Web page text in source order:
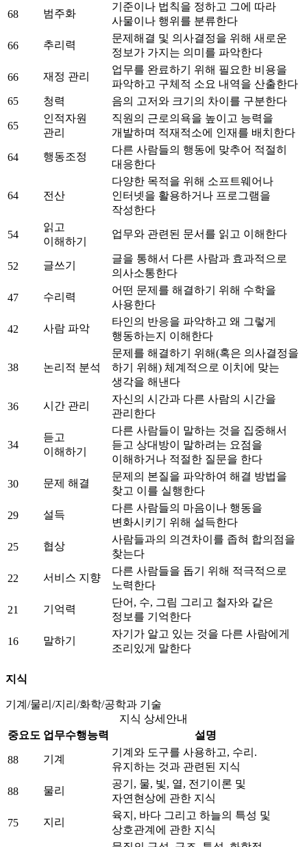
68 범주화
기준이나 법칙을 정하고 그에 따라
사물이나 행위를 분류한다
66 추리력
문제해결 및 의사결정을 위해 새로운
정보가 가지는 의미를 파악한다
66 재정 관리
업무를 완료하기 위해 필요한 비용을
파악하고 구체적 소요 내역을 산출한다
65
청력 음의 고저와 크기의 차이를 구분한다
65
인적자원
관리
직원의 근로의욕을 높이고 능력을
개발하며 적재적소에 인재를 배치한다
64 행동조정
다른 사람들의 행동에 맞추어 적절히
대응한다
64 전산
다양한 목적을 위해 소프트웨어나
인터넷을 활용하거나 프로그램을
작성한다
54
읽고
이해하기
업무와 관련된 문서를 읽고 이해한다
52 글쓰기
글을 통해서 다른 사람과 효과적으로
의사소통한다
47 수리력
어떤 문제를 해결하기 위해 수학을
사용한다
42 사람 파악
타인의 반응을 파악하고 왜 그렇게
행동하는지 이해한다
38 논리적 분석
문제를 해결하기 위해(혹은 의사결정을
하기 위해) 체계적으로 이치에 맞는
생각을 해낸다
36 시간 관리
자신의 시간과 다른 사람의 시간을
관리한다
34
듣고
이해하기
다른 사람들이 말하는 것을 집중해서
듣고 상대방이 말하려는 요점을
이해하거나 적절한 질문을 한다
30 문제 해결
문제의 본질을 파악하여 해결 방법을
찾고 이를 실행한다
29 설득
다른 사람들의 마음이나 행동을
변화시키기 위해 설득한다
25 협상
사람들과의 의견차이를 좁혀 합의점을
찾는다
22 서비스 지향
다른 사람들을 돕기 위해 적극적으로
노력한다
21 기억력
단어, 수, 그림 그리고 철자와 같은
정보를 기억한다
16 말하기
자기가 알고 있는 것을 다른 사람에게
조리있게 말한다
지식
기계/물리/지리/화학/공학과 기술
지식 상세안내
중요도 업무수행능력 설명
88 기계
기계와 도구를 사용하고, 수리.
유지하는 것과 관련된 지식
88 물리
공기, 물, 빛, 열, 전기이론 및
자연현상에 관한 지식
75 지리
육지, 바다 그리고 하늘의 특성 및
상호관계에 관한 지식